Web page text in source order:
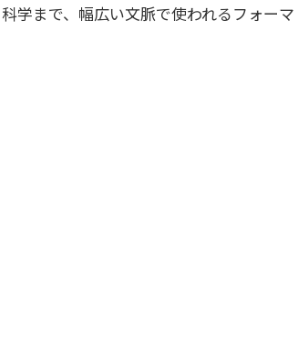
学まで、幅広い文脈で使われるフォーマ